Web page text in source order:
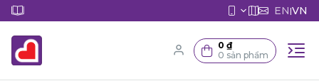
EN|VN
0 ₫
0 sản phẩm